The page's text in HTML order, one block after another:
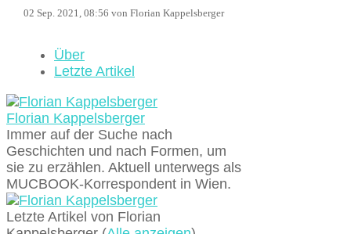
02 Sep. 2021, 08:56 von Florian Kappelsberger
Über
Letzte Artikel
Florian Kappelsberger
Immer auf der Suche nach
Geschichten und nach Formen, um
sie zu erzählen. Aktuell unterwegs als
MUCBOOK-Korrespondent in Wien.
Letzte Artikel von Florian